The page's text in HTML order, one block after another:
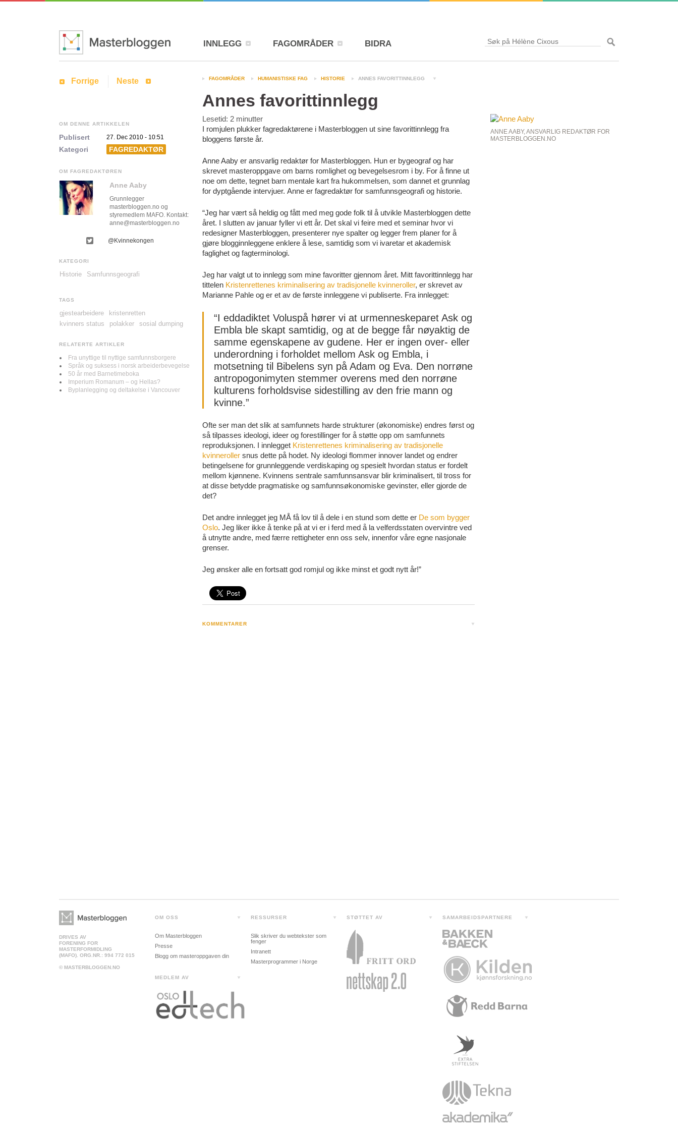
INNLEGG FAGOMRÅDER BIDRA
FAGOMRÅDER HUMANISTISKE FAG HISTORIE ANNES FAVORITTINNLEGG
Annes favorittinnlegg
Lesetid: 2 minutter
ANNE AABY, ANSVARLIG REDAKTØR FOR
MASTERBLOGGEN.NO
I romjulen plukker fagredaktørene i Masterbloggen ut sine favorittinnlegg fra
bloggens første år.
Anne Aaby er ansvarlig redaktør for Masterbloggen. Hun er bygeograf og har
skrevet masteroppgave om barns romlighet og bevegelsesrom i by. For å finne ut
noe om dette, tegnet barn mentale kart fra hukommelsen, som dannet et grunnlag
for dyptgående intervjuer. Anne er fagredaktør for samfunnsgeografi og historie.
“Jeg har vært så heldig og fått med meg gode folk til å utvikle Masterbloggen dette
året. I slutten av januar fyller vi ett år. Det skal vi feire med et seminar hvor vi
redesigner Masterbloggen, presenterer nye spalter og legger frem planer for å
gjøre blogginnleggene enklere å lese, samtidig som vi ivaretar et akademisk
faglighet og fagterminologi.
Jeg har valgt ut to innlegg som mine favoritter gjennom året. Mitt favorittinnlegg har
tittelen Kristenrettenes kriminalisering av tradisjonelle kvinneroller, er skrevet av
Marianne Pahle og er et av de første innleggene vi publiserte. Fra innlegget:
“I eddadiktet Voluspå hører vi at urmenneskeparet Ask og
Embla ble skapt samtidig, og at de begge får nøyaktig de
samme egenskapene av gudene. Her er ingen over- eller
underordning i forholdet mellom Ask og Embla, i
motsetning til Bibelens syn på Adam og Eva. Den norrøne
antropogonimyten stemmer overens med den norrøne
kulturens forholdsvise sidestilling av den frie mann og
kvinne.”
Ofte ser man det slik at samfunnets harde strukturer (økonomiske) endres først og
så tilpasses ideologi, ideer og forestillinger for å støtte opp om samfunnets
reproduksjonen. I innlegget Kristenrettenes kriminalisering av tradisjonelle
kvinneroller snus dette på hodet. Ny ideologi flommer innover landet og endrer
betingelsene for grunnleggende verdiskaping og spesielt hvordan status er fordelt
mellom kjønnene. Kvinnens sentrale samfunnsansvar blir kriminalisert, til tross for
at disse betydde pragmatiske og samfunnsøkonomiske gevinster, eller gjorde de
det?
Det andre innlegget jeg MÅ få lov til å dele i en stund som dette er De som bygger
Oslo. Jeg liker ikke å tenke på at vi er i ferd med å la velferdsstaten overvintre ved
å utnytte andre, med færre rettigheter enn oss selv, innenfor våre egne nasjonale
grenser.
Jeg ønsker alle en fortsatt god romjul og ikke minst et godt nytt år!”
KOMMENTARER
Forrige Neste
OM DENNE ARTIKKELEN
Publisert 27. Dec 2010 - 10:51
Kategori FAGREDAKTØR
OM FAGREDAKTØREN
Anne Aaby
Grunnlegger
masterbloggen.no og
styremedlem MAFO. Kontakt:
anne@masterbloggen.no
@Kvinnekongen
KATEGORI
Historie Samfunnsgeografi
TAGS
gjestearbeidere
kristenretten
kvinners status
polakker sosial dumping
RELATERTE ARTIKLER
Fra unyttige til nyttige samfunnsborgere
Språk og suksess i norsk arbeiderbevegelse
50 år med Barnetimeboka
Imperium Romanum – og Hellas?
Byplanlegging og deltakelse i Vancouver
DRIVES AV
FORENING FOR
MASTERFORMIDLING
(MAFO). ORG.NR.: 994 772 015
© MASTERBLOGGEN.NO
OM OSS
Om Masterbloggen
Presse
Blogg om masteroppgaven din
MEDLEM AV
RESSURSER
Slik skriver du webtekster som
fenger
Intranett
Masterprogrammer i Norge
STØTTET AV SAMARBEIDSPARTNERE